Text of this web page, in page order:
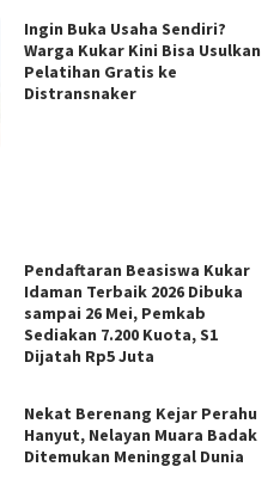
Ingin Buka Usaha Sendiri?
Warga Kukar Kini Bisa Usulkan
Pelatihan Gratis ke
Distransnaker
Pendaftaran Beasiswa Kukar
Idaman Terbaik 2026 Dibuka
sampai 26 Mei, Pemkab
Sediakan 7.200 Kuota, S1
Dijatah Rp5 Juta
Nekat Berenang Kejar Perahu
Hanyut, Nelayan Muara Badak
Ditemukan Meninggal Dunia